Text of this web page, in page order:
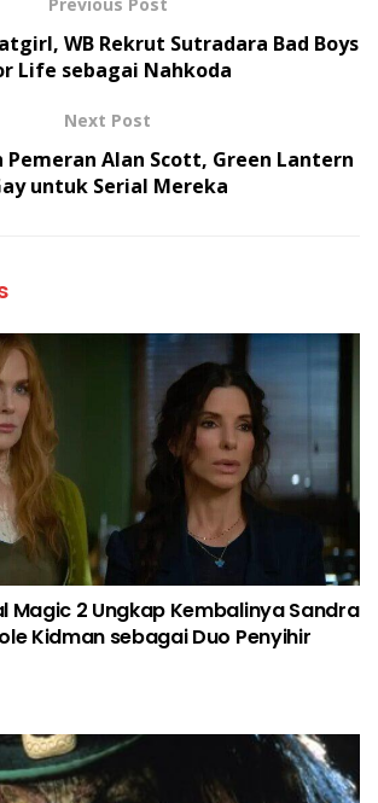
WB Rekrut Sutradara Bad Boys
Life sebagai Nahkoda
Next Post
Pemeran Alan Scott, Green Lantern
untuk Serial Mereka
Magic 2 Ungkap Kembalinya Sandra
Kidman sebagai Duo Penyihir